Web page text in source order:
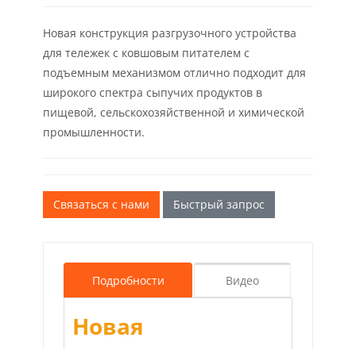
Новая конструкция разгрузочного устройства
для тележек с ковшовым питателем с
подъемным механизмом отлично подходит для
широкого спектра сыпучих продуктов в
пищевой, сельскохозяйственной и химической
промышленности.
Связаться с нами Быстрый запрос
Подробности Видео
Новая